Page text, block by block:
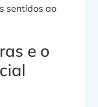
sentidos ao
e o